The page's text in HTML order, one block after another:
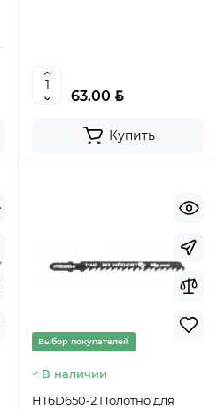
63.00 BYN
Купить
Выбор покупателей
В наличии
HT6D650-2 Полотно для